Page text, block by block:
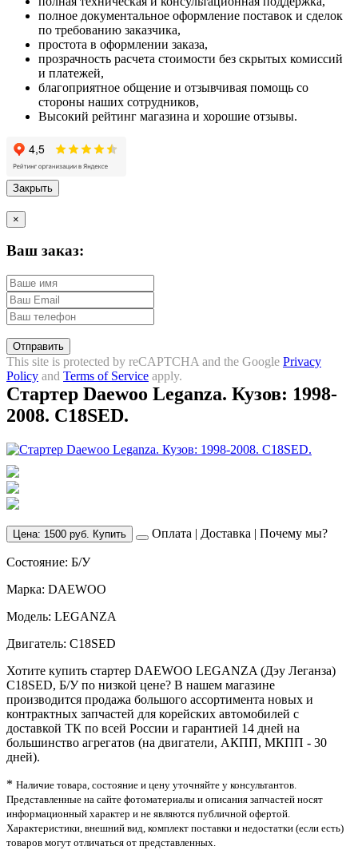
полное документальное оформление поставок и сделок
по требованию заказчика,
простота в оформлении заказа,
прозрачность расчета стоимости без скрытых комиссий
и платежей,
благоприятное общение и отзывчивая помощь со
стороны наших сотрудников,
Высокий рейтинг магазина и хорошие отзывы.
Закрыть
×
Ваш заказ:
Отправить
This site is protected by reCAPTCHA and the Google Privacy
Policy and Terms of Service apply.
Стартер Daewoo Leganza. Кузов: 1998-
2008. C18SED.
Цена: 1500 руб. Купить Оплата | Доставка | Почему мы?
Состояние: Б/У
Марка: DAEWOO
Модель: LEGANZA
Двигатель: C18SED
Хотите купить стартер DAEWOO LEGANZA (Дэу Леганза)
C18SED, Б/У по низкой цене? В нашем магазине
производится продажа большого ассортимента новых и
контрактных запчастей для корейских автомобилей с
доставкой ТК по всей России и гарантией 14 дней на
большинство агрегатов (на двигатели, АКПП, МКПП - 30
дней).
* Наличие товара, состояние и цену уточняйте у консультантов.
Представленные на сайте фотоматериалы и описания запчастей носят
информационный характер и не являются публичной офертой.
Характеристики, внешний вид, комплект поставки и недостатки (если есть)
товаров могут отличаться от представленных.